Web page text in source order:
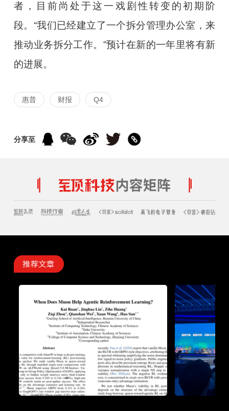
者，目前尚处于这一戏剧性转变的初期阶
段。“我们已经建立了一个拆分管理办公室，来
推动业务拆分工作。”预计在新的一年里将有新
的进展。
惠普 财报 Q4
分享至